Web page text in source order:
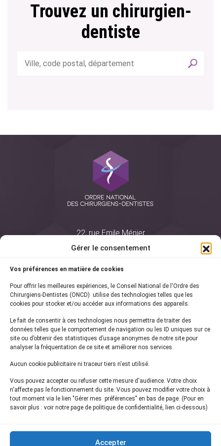
Gérer le consentement
Vos préférences en matière de cookies
Pour offrir les meilleures expériences, le Conseil National de l'Ordre des
Chirurgiens-Dentistes (ONCD) utilise des technologies telles que les
cookies pour stocker et/ou accéder aux informations des appareils.
Le fait de consentir à ces technologies nous permettra de traiter des
données telles que le comportement de navigation ou les ID uniques sur ce
site ou d’obtenir des statistiques d’usage anonymes de notre site pour
analyser la fréquentation de ce site et améliorer nos services.
Aucun cookie publicitaire ni traceur tiers n'est utilisé.
Vous pouvez accepter ou refuser cette mesure d'audience. Votre choix
n'affecte pas le fonctionnement du site. Vous pouvez modifier votre choix à
tout moment via le lien "Gérer mes préférences" en bas de page. (Pour en
savoir plus : voir notre page de politique de confidentialité, lien ci-dessous)
Accepter
Trouvez un chirurgien-
dentiste
22, rue Emile Ménier
75761 Paris Cedex 16
01 44 34 78 80
courrier@oncd.org
Actualités
Presse
Informations légales
Plan du site
Inscrivez-vous à notrenewsletter